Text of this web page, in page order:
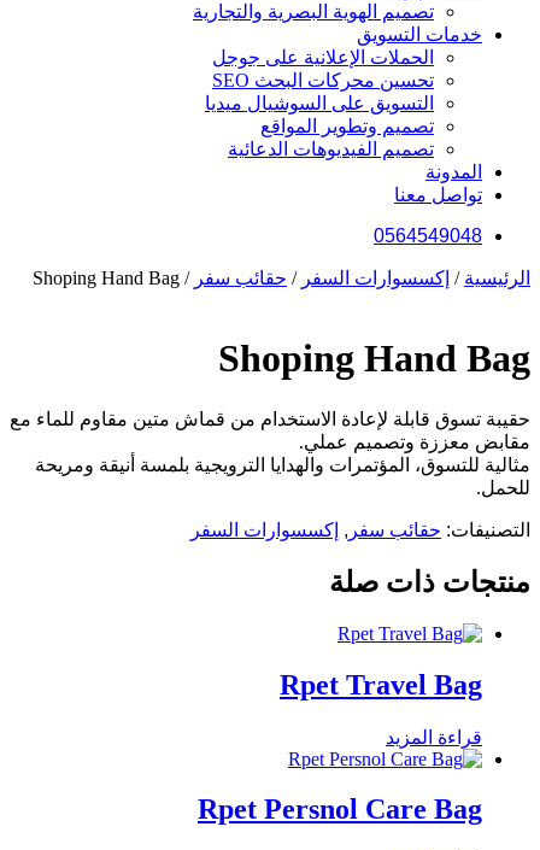
تصميم الهوية البصرية والتجارية
خدمات التسويق
الحملات الإعلانية على جوجل
تحسين محركات البحث SEO
التسويق على السوشيال ميديا
تصميم وتطوير المواقع
تصميم الفيديوهات الدعائية
المدونة
تواصل معنا
0564549048
الرئيسية / إكسسوارات السفر / حقائب سفر / Shoping Hand Bag
Shoping Hand Bag
حقيبة تسوق قابلة لإعادة الاستخدام من قماش متين مقاوم للماء مع
مقابض معززة وتصميم عملي.
مثالية للتسوق، المؤتمرات والهدايا الترويجية بلمسة أنيقة ومريحة
للحمل.
التصنيفات: حقائب سفر , إكسسوارات السفر
منتجات ذات صلة
Rpet Travel Bag
قراءة المزيد
Rpet Persnol Care Bag